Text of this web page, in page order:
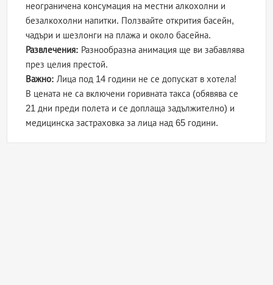
неограничена консумация на местни алкохолни и
безалкохолни напитки. Ползвайте открития басейн,
чадъри и шезлонги на плажа и около басейна.
Развлечения: Разнообразна анимация ще ви забавлява
през целия престой.
Важно: Лица под 14 години не се допускат в хотела!
В цената не са включени горивната такса (обявява се
21 дни преди полета и се доплаща задължително) и
медицинска застраховка за лица над 65 години.